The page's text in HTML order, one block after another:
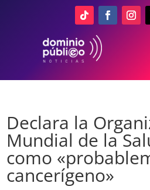
Declara la
Mundial de la
como
cancerígeno»